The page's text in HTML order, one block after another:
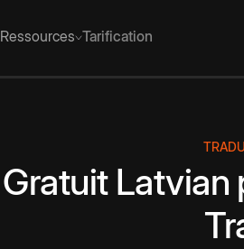
Ressources Tarification
Gratuit Latvian